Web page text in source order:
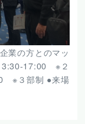
業の方とのマッ
17:00 ※２
※３部制 ●来場